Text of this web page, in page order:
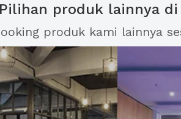
Pilihan produk lainnya di
produk kami lainnya